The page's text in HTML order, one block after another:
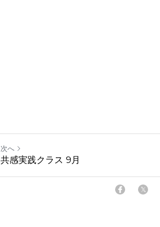
次へ
共感実践クラス 9月